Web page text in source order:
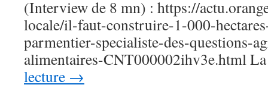
(Interview de 8 mn) : https://
locale/il-faut-construire-1-000-
parmentier-specialiste-des-questions-
alimentaires-CNT000002ihv3e.html
lecture →